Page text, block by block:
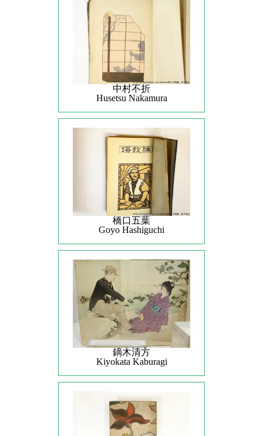
中村不折
Husetsu Nakamura
橋口五葉
Goyo Hashiguchi
鏑木清方
Kiyokata Kaburagi